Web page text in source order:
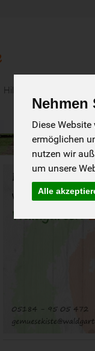
Diese
ermöglichen
nutzen wir
um unsere
Alle
Hilfen/Fragen